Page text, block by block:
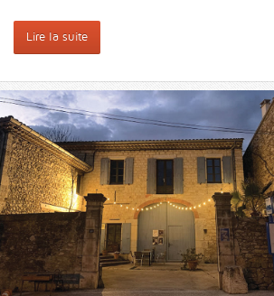
Lire la suite